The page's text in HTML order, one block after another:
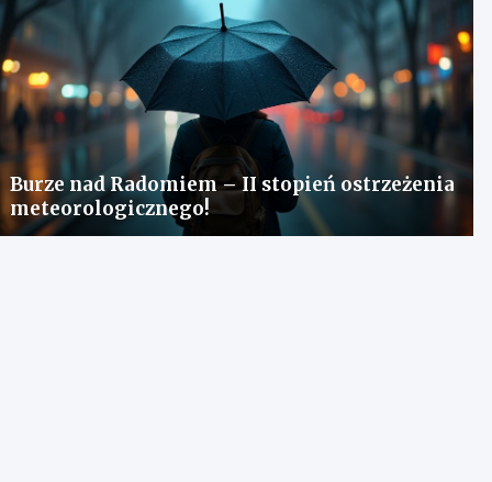
Burze nad Radomiem – II stopień ostrzeżenia
meteorologicznego!